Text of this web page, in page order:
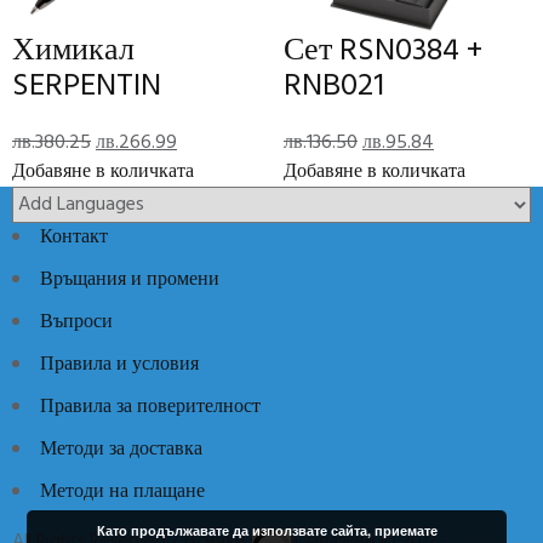
Reviews
There are no reviews yet.
Add Review
Код:SP7430Категории:
Химикал
SERPENTIN
лв.380.25Original
price
was:
лв.380.25.
лв.266.99Текущата
цена
лв.266.99.
Добавяне в количката
Сет RSN0384 +
RNB021
лв.136.50Original
price
лв.136.50.
лв.95.84Текущата
цена
лв.95.84.
Добавяне в количката
Контакт
Връщания и промени
Въпроси
Правила и условия
Правила за поверителност
Методи за доставка
Методи на плащане
Като продължавате да използвате сайта, приемате